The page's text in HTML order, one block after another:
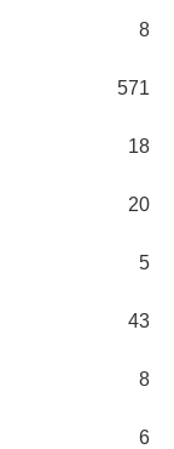
8
571
18
20
5
43
8
6